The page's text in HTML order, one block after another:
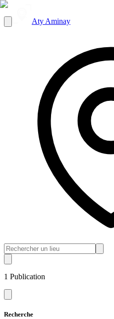
Aty Aminay
1 Publication
Recherche